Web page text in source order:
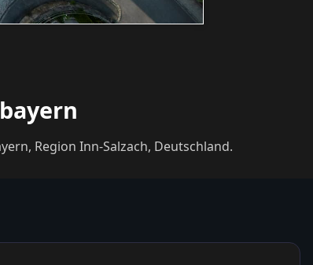
Region Inn-Salzach, Deutschland.